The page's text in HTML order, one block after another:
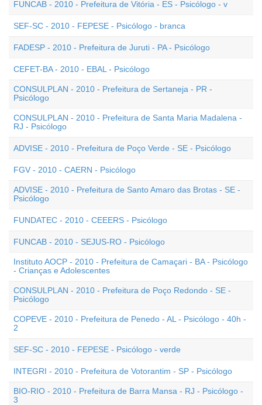
FUNCAB - 2010 - Prefeitura de Vitória - ES - Psicólogo - v
SEF-SC - 2010 - FEPESE - Psicólogo - branca
FADESP - 2010 - Prefeitura de Juruti - PA - Psicólogo
CEFET-BA - 2010 - EBAL - Psicólogo
CONSULPLAN - 2010 - Prefeitura de Sertaneja - PR -
Psicólogo
CONSULPLAN - 2010 - Prefeitura de Santa Maria Madalena -
RJ - Psicólogo
ADVISE - 2010 - Prefeitura de Poço Verde - SE - Psicólogo
FGV - 2010 - CAERN - Psicólogo
ADVISE - 2010 - Prefeitura de Santo Amaro das Brotas - SE -
Psicólogo
FUNDATEC - 2010 - CEEERS - Psicólogo
FUNCAB - 2010 - SEJUS-RO - Psicólogo
Instituto AOCP - 2010 - Prefeitura de Camaçari - BA - Psicólogo
- Crianças e Adolescentes
CONSULPLAN - 2010 - Prefeitura de Poço Redondo - SE -
Psicólogo
COPEVE - 2010 - Prefeitura de Penedo - AL - Psicólogo - 40h -
2
SEF-SC - 2010 - FEPESE - Psicólogo - verde
INTEGRI - 2010 - Prefeitura de Votorantim - SP - Psicólogo
BIO-RIO - 2010 - Prefeitura de Barra Mansa - RJ - Psicólogo -
3